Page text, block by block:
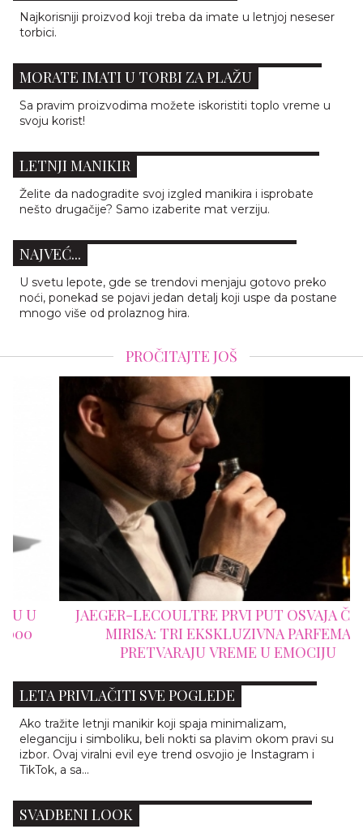
Najkorisniji proizvod koji treba da imate u letnjoj neseser
torbici.
MORATE IMATI U TORBI ZA PLAŽU
Sa pravim proizvodima možete iskoristiti toplo vreme u
svoju korist!
LETNJI MANIKIR
Želite da nadogradite svoj izgled manikira i isprobate
nešto drugačije? Samo izaberite mat verziju.
OVI NOKTI IZGLEDAJU KAO LUKSUZ NA
NAJVEĆ...
U svetu lepote, gde se trendovi menjaju gotovo preko
noći, ponekad se pojavi jedan detalj koji uspe da postane
mnogo više od prolaznog hira.
PROČITAJTE JOŠ
JAEGER-LECOULTRE PRVI PUT OSVAJA ČULO
MIRISA: TRI EKSKLUZIVNA PARFEMA
PRETVARAJU VREME U EMOCIJU
LETA PRIVLAČITI SVE POGLEDE
Ako tražite letnji manikir koji spaja minimalizam,
eleganciju i simboliku, beli nokti sa plavim okom pravi su
izbor. Ovaj viralni evil eye trend osvojio je Instagram i
TikTok, a sa...
SVADBENI LOOK